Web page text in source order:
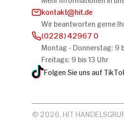
kontakt
hit.de
Wir beantworten gerne
(0228) 42967 0
Montag - Donnerstag: 9
Freitags: 9 bis 13 Uhr
Folgen Sie uns auf
© 2026, HIT